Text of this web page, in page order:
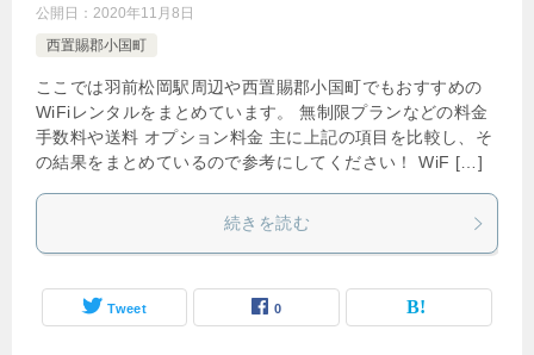
公開日： 2020年11月8日
西置賜郡小国町
ここでは羽前松岡駅周辺や西置賜郡小国町でもおすすめの
WiFiレンタルをまとめています。 無制限プランなどの料金
手数料や送料 オプション料金 主に上記の項目を比較し、そ
の結果をまとめているので参考にしてください！ WiF […]
続きを読む
Tweet 0